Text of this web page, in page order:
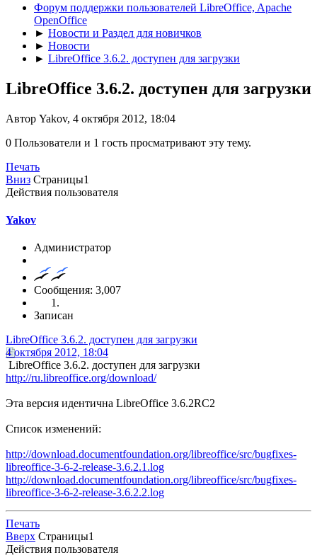
Форум поддержки пользователей LibreOffice, Apache
OpenOffice
► Новости и Раздел для новичков
► Новости
► LibreOffice 3.6.2. доступен для загрузки
LibreOffice 3.6.2. доступен для загрузки
Автор Yakov, 4 октября 2012, 18:04
0 Пользователи и 1 гость просматривают эту тему.
Печать
Вниз Страницы1
Действия пользователя
Yakov
Администратор
Сообщения: 3,007
Записан
LibreOffice 3.6.2. доступен для загрузки
4 октября 2012, 18:04
LibreOffice 3.6.2. доступен для загрузки
http://ru.libreoffice.org/download/
Эта версия идентична LibreOffice 3.6.2RC2
Список изменений:
http://download.documentfoundation.org/libreoffice/src/bugfixes-
libreoffice-3-6-2-release-3.6.2.1.log
http://download.documentfoundation.org/libreoffice/src/bugfixes-
libreoffice-3-6-2-release-3.6.2.2.log
Печать
Вверх Страницы1
Действия пользователя